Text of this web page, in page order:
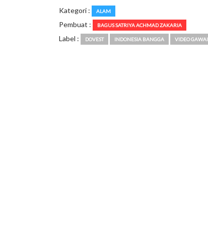
Kategori : ALAM
Pembuat : BAGUS SATRIYA ACHMAD ZAKARIA
Label : DOVEST INDONESIA BANGGA VIDEO GAWAI